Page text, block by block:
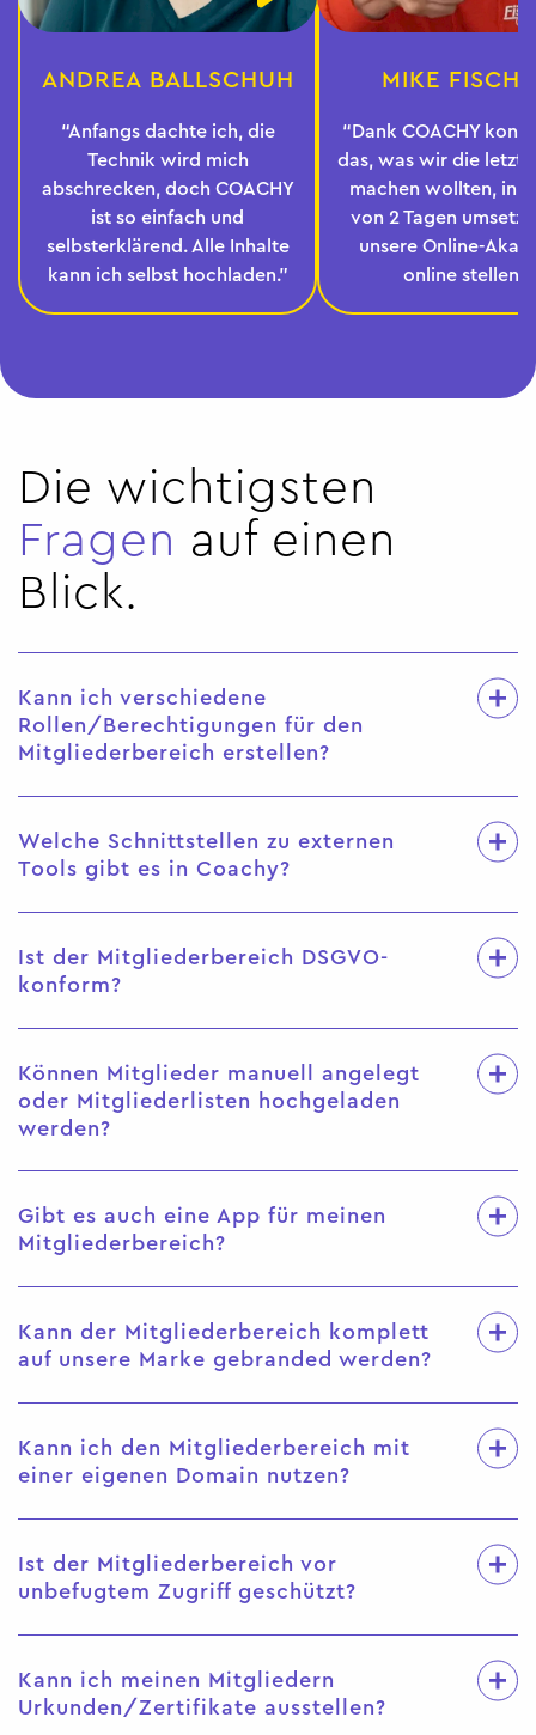
ANDREA BALLSCHUH
“Anfangs dachte ich, die
Technik wird mich
abschrecken, doch COACHY
ist so einfach und
selbsterklärend. Alle Inhalte
kann ich selbst hochladen.”
MIKE
“Dank COACHY
das, was wir die
machen wollten,
von 2 Tagen
unsere Online-
online stellen.”
Die wichtigsten
Fragen auf einen
Blick.
Kann ich verschiedene
Rollen/Berechtigungen für den
Mitgliederbereich erstellen?
Welche Schnittstellen zu externen
Tools gibt es in Coachy?
Ist der Mitgliederbereich DSGVO-
konform?
Können Mitglieder manuell angelegt
oder Mitgliederlisten hochgeladen
werden?
Gibt es auch eine App für meinen
Mitgliederbereich?
Kann der Mitgliederbereich komplett
auf unsere Marke gebranded werden?
Kann ich den Mitgliederbereich mit
einer eigenen Domain nutzen?
Ist der Mitgliederbereich vor
unbefugtem Zugriff geschützt?
Kann ich meinen Mitgliedern
Urkunden/Zertifikate ausstellen?